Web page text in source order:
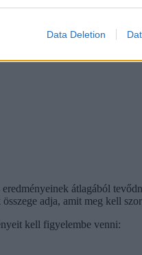
Data Deletion
átlagából
adja, amit meg kell
kell figyelembe venni: